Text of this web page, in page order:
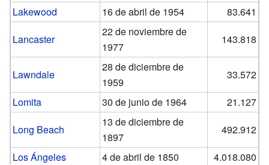
Lakewood
16 de abril de 1954
83.641
Lancaster
22 de noviembre de
1977
143.818
Lawndale
28 de diciembre de
1959
33.572
Lomita
30 de junio de 1964
21.127
Long Beach
13 de diciembre de
1897
492.912
Los Ángeles
4 de abril de 1850
4.018.080